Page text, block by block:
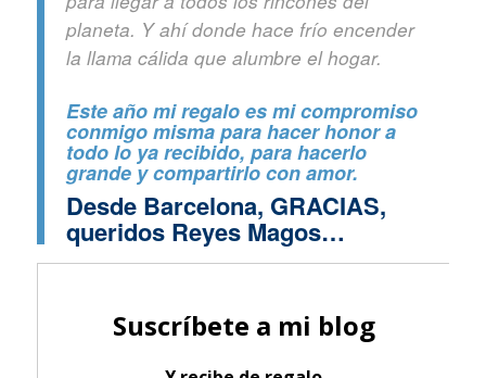
planeta. Y ahí donde hace frío encender
la llama cálida que alumbre el hogar.
Este año mi regalo es mi compromiso
conmigo misma para hacer honor a
todo lo ya recibido, para hacerlo
grande y compartirlo con amor.
Desde Barcelona, GRACIAS,
queridos Reyes Magos…